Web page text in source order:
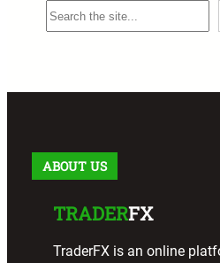
S
e
c
ABOUT US
TRADERFX
TraderFX is an online